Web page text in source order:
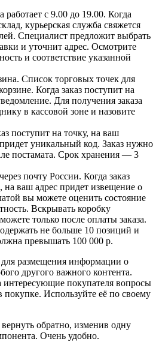
работает с 9.00 до 19.00. Когда
курьерская служба свяжется
Специалист предложит выбрать
и уточнит адрес. Осмотрите
и соответствие указанной
Список торговых точек для
Когда заказ поступит на
Для получения заказа
в кассовой зоне и назовите
поступит на точку, на ваш
уникальный код. Заказ нужно
постамата. Срок хранения — 3
почту России. Когда заказ
на ваш адрес придет извещение о
вы можете оценить состояние
Вскрывать коробку
только после оплаты заказа.
не больше 10 позиций и
превышать 100 000 р.
размещения информации о
другого важного контента.
покупателя вопросы
покупке. Используйте её по своему
обратно, изменив одну
Очень удобно.